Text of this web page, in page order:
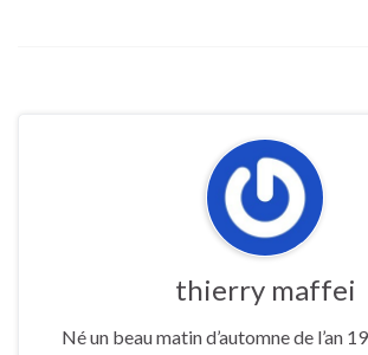
thierry maffei
Né un beau matin d’automne de l’an